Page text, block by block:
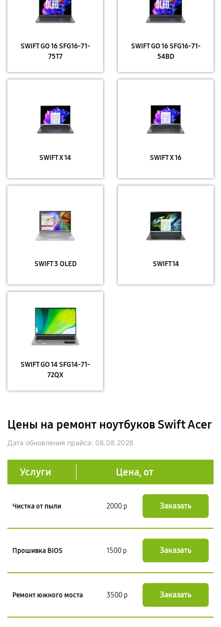
SWIFT GO 16 SFG16-71-
75T7
SWIFT GO 16 SFG16-71-
54BD
SWIFT X 14 SWIFT X 16
SWIFT 3 OLED SWIFT 14
SWIFT GO 14 SFG14-71-
72QX
Цены на ремонт ноутбуков Swift Acer
Дата обновления прайса: 08.08.2026
Услуги Цена, от
Чистка от пыли 2000 р Заказать
Прошивка BIOS 1500 р Заказать
Ремонт южного моста 3500 р Заказать